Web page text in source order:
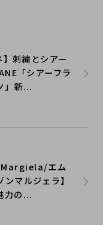
】刺繍とシアー
「シアーフラ
」新...
Margiela/エム
マルジェラ】
力の...